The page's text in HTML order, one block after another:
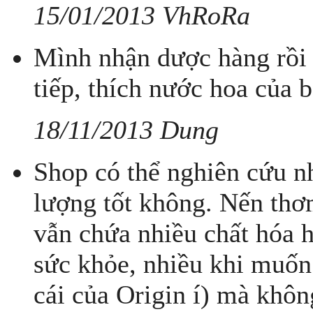
15/01/2013 VhRoRa
Mình nhận dược hàng rồi
tiếp, thích nước hoa của
18/11/2013 Dung
Shop có thể nghiên cứu
lượng tốt không. Nến
vẫn chứa nhiều chất hóa
sức khỏe, nhiều khi
cái của Origin í) mà